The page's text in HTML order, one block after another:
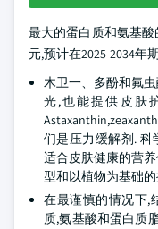
最大的蛋白质和氨基酸
元,预计在2025-2034年
木卫一、多酚和氟
光,也能提供皮肤
们是压力缓解剂. 科
适合皮肤健康的营
型和以植物为基础的
在最谨慎的情况下,
质,氨基酸和蛋白质